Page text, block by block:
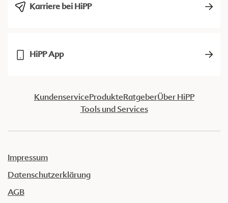
Karriere bei HiPP
HiPP App
KundenserviceProdukteRatgeberÜber HiPP
Tools und Services
Impressum
Datenschutzerklärung
AGB